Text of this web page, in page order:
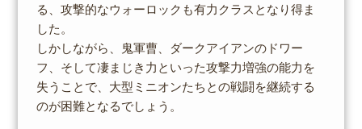
る、攻撃的なウォーロックも有力クラスとなり得ま
した。
しかしながら、鬼軍曹、ダークアイアンのドワー
フ、そして凄まじき力といった攻撃力増強の能力を
失うことで、大型ミニオンたちとの戦闘を継続する
のが困難となるでしょう。